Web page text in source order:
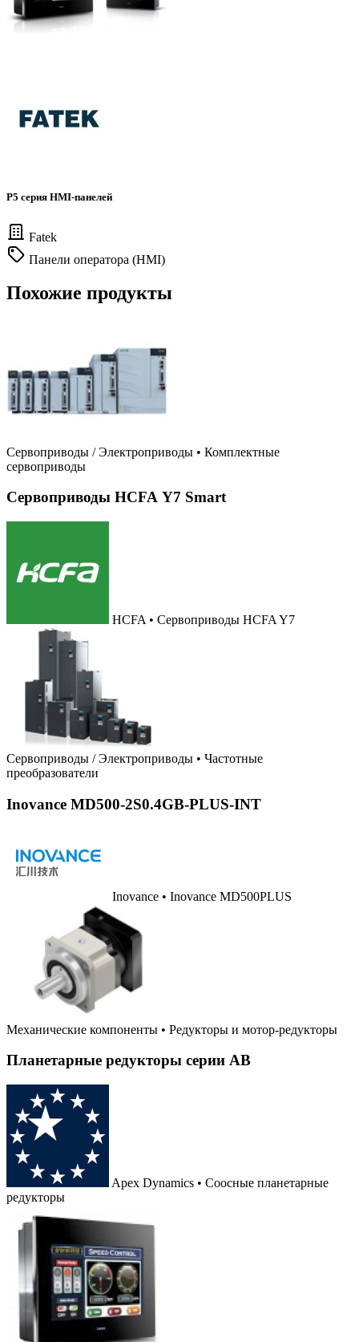
P5 серия HMI-панелей
Fatek
Панели оператора (HMI)
Похожие продукты
Сервоприводы / Электроприводы • Комплектные
сервоприводы
Сервоприводы HCFA Y7 Smart
HCFA • Сервоприводы HCFA Y7
Сервоприводы / Электроприводы • Частотные
преобразователи
Inovance MD500-2S0.4GB-PLUS-INT
Inovance • Inovance MD500PLUS
Механические компоненты • Редукторы и мотор-редукторы
Планетарные редукторы серии AB
Apex Dynamics • Соосные планетарные
редукторы